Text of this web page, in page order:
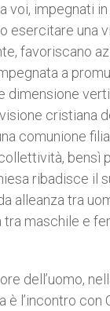
voi, impegnati
una
favoriscano
a
cristiana
comunione
ribadisce il
tra
maschile e
dell’uomo,
l’incontro con